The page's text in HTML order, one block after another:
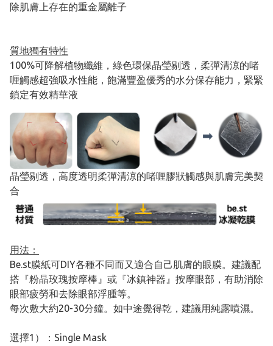
除肌膚上存在的重金屬離子
質地獨有特性
100%可降解植物纖維，綠色環保晶瑩剔透，柔彈清涼的啫
喱觸感超強吸水性能，飽滿豐盈優秀的水分保存能力，緊緊
鎖定有效精華液
晶瑩剔透，高度透明柔彈清涼的啫喱膠狀觸感與肌膚完美契
合
用法：
Be.st膜紙可DIY各種不同而又適合自己肌膚的眼膜。建議配
搭『粉晶玫瑰按摩棒』或『冰鎮神器』按摩眼部，有助消除
眼部疲勞和去除眼部浮腫等。
每次敷大約20-30分鐘。如中途覺得乾，建議用純露噴濕。
選擇1）：Single Mask